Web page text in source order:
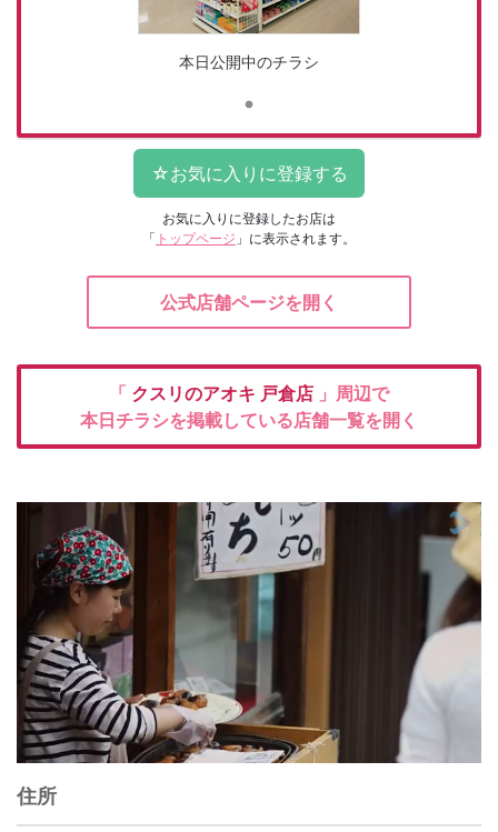
本日公開中のチラシ
お気に入りに登録したお店は
「 トップページ 」に表示されます。
公式店舗ページを開く
「 クスリのアオキ 戸倉店 」周辺で
本日チラシを掲載している店舗一覧を開く
住所